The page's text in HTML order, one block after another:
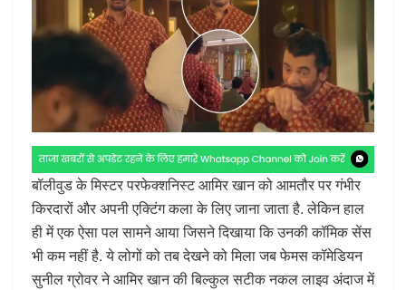
बॉलीवुड के मिस्टर परफेक्शनिस्ट आमिर खान को आमतौर पर गंभीर
किरदारों और अपनी एक्टिंग कला के लिए जाना जाता है. लेकिन हाल
ही में एक ऐसा पल सामने आया जिसने दिखाया कि उनकी कॉमिक सेंस
भी कम नहीं है. ये लोगों को तब देखने को मिला जब फेमस कॉमेडियन
सुनील ग्रोवर ने आमिर खान की बिल्कुल सटीक नकल लाइव अंदाज में